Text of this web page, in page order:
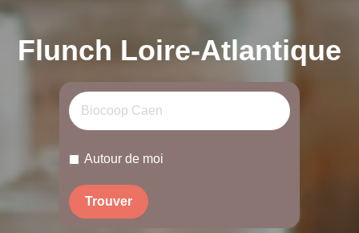
Flunch Loire-Atlantique
Autour de moi
Trouver